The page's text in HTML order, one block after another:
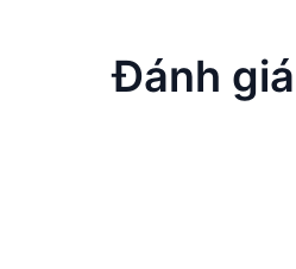
Đánh